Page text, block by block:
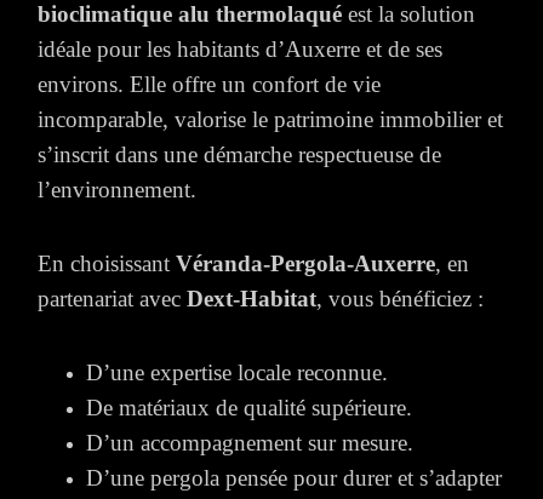
bioclimatique alu thermolaqué est la solution
idéale pour les habitants d’Auxerre et de ses
environs. Elle offre un confort de vie
incomparable, valorise le patrimoine immobilier et
s’inscrit dans une démarche respectueuse de
l’environnement.
En choisissant Véranda-Pergola-Auxerre, en
partenariat avec Dext-Habitat, vous bénéficiez :
D’une expertise locale reconnue.
De matériaux de qualité supérieure.
D’un accompagnement sur mesure.
D’une pergola pensée pour durer et s’adapter